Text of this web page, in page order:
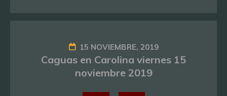
15 NOVIEMBRE, 2019
Caguas en Carolina viernes 15
noviembre 2019